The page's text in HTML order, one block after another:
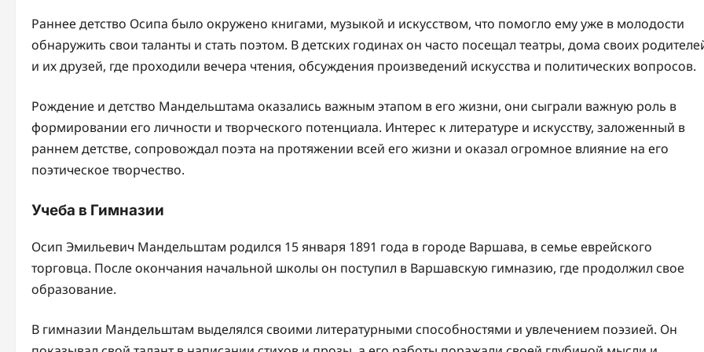
Раннее детство Осипа было окружено книгами, музыкой и искусством, что помогло ему уже в молодости
обнаружить свои таланты и стать поэтом. В детских годинах он часто посещал театры, дома своих
и их друзей, где проходили вечера чтения, обсуждения произведений искусства и политических вопросов.
Рождение и детство Мандельштама оказались важным этапом в его жизни, они сыграли важную роль в
формировании его личности и творческого потенциала. Интерес к литературе и искусству, заложенный в
раннем детстве, сопровождал поэта на протяжении всей его жизни и оказал огромное влияние на его
поэтическое творчество.
Учеба в Гимназии
Осип Эмильевич Мандельштам родился 15 января 1891 года в городе Варшава, в семье еврейского
торговца. После окончания начальной школы он поступил в Варшавскую гимназию, где продолжил свое
образование.
В гимназии Мандельштам выделялся своими литературными способностями и увлечением поэзией. Он